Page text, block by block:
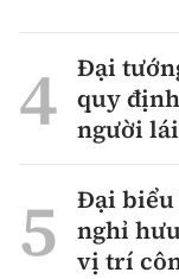
Đại
quy
người
Đại biểu
nghỉ
vị trí